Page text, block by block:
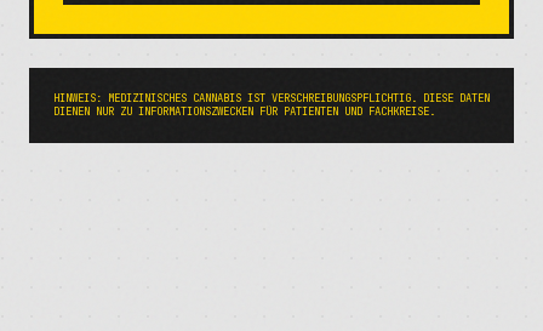
HINWEIS: MEDIZINISCHES CANNABIS IST VERSCHREIBUNGSPFLICHTIG. DIESE DATEN
DIENEN NUR ZU INFORMATIONSZWECKEN FÜR PATIENTEN UND FACHKREISE.